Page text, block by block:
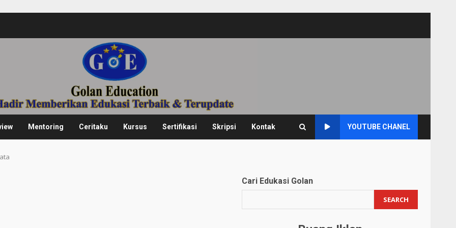
Mentoring Ceritaku Kursus Sertifikasi Skripsi Kontak YOUTUBE CHANEL
Cari Edukasi Golan
SEARCH